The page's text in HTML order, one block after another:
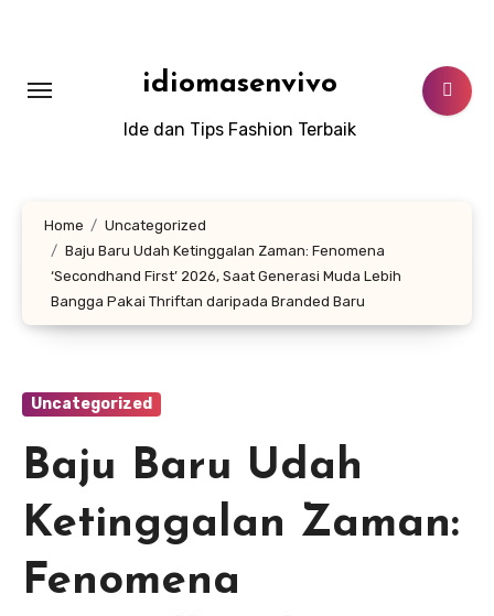
idiomasenvivo
Ide dan Tips Fashion Terbaik
Home
Uncategorized
Baju Baru Udah Ketinggalan Zaman: Fenomena
‘Secondhand First’ 2026, Saat Generasi Muda Lebih
Bangga Pakai Thriftan daripada Branded Baru
Uncategorized
Baju Baru Udah
Ketinggalan Zaman:
Fenomena